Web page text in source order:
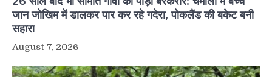
जान जोखिम में डालकर पार कर रहे गदेरा, पोकलैंड की बकेट बनी
सहारा
August 7, 2026